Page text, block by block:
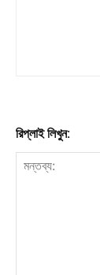
রিপ্লাই লিখুন: